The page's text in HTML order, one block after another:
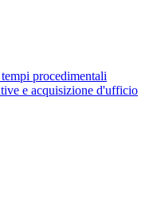
procedimentali
e acquisizione d'ufficio